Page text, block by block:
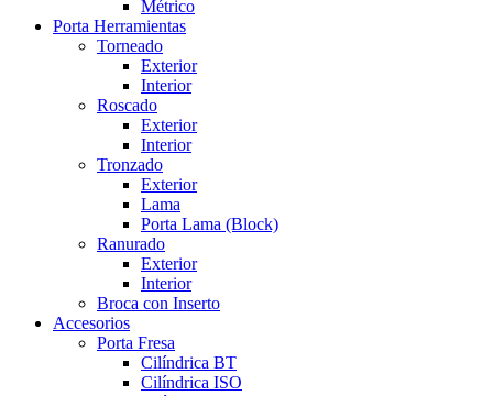
Métrico
Porta Herramientas
Torneado
Exterior
Interior
Roscado
Exterior
Interior
Tronzado
Exterior
Lama
Porta Lama (Block)
Ranurado
Exterior
Interior
Broca con Inserto
Accesorios
Porta Fresa
Cilíndrica BT
Cilíndrica ISO